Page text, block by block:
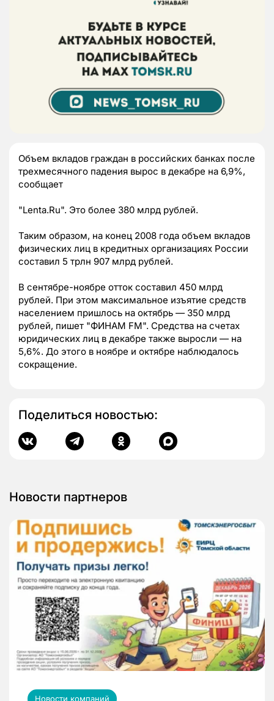
Объем вкладов граждан в российских банках после
трехмесячного падения вырос в декабре на 6,9%,
сообщает
"Lenta.Ru". Это более 380 млрд рублей.
Таким образом, на конец 2008 года объем вкладов
физических лиц в кредитных организациях России
составил 5 трлн 907 млрд рублей.
В сентябре-ноябре отток составил 450 млрд
рублей. При этом максимальное изъятие средств
населением пришлось на октябрь — 350 млрд
рублей, пишет "ФИНАМ FM". Средства на счетах
юридических лиц в декабре также выросли — на
5,6%. До этого в ноябре и октябре наблюдалось
сокращение.
Поделиться новостью:
Новости партнеров
Новости компаний